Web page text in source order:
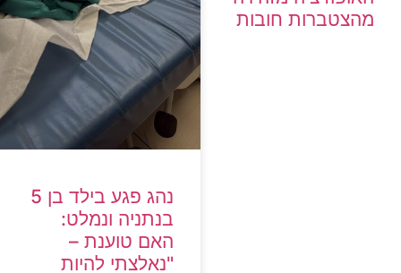
מהצטברות חובות
נהג פגע בילד בן 5
בנתניה ונמלט:
האם טוענת –
"נאלצתי להיות